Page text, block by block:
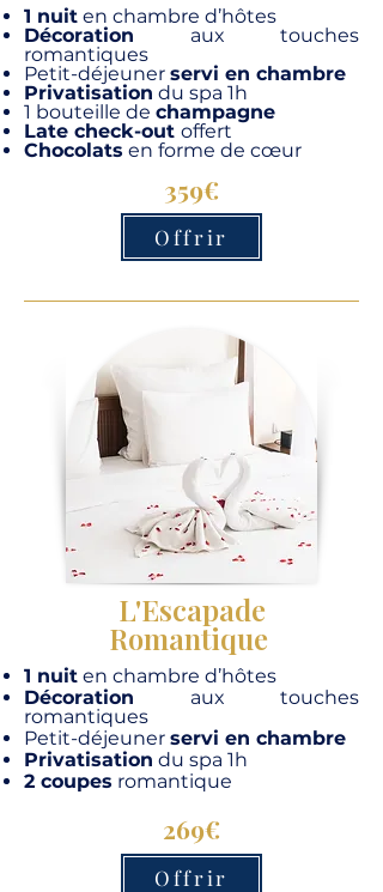
1 nuit en chambre d’hôtes
Décoration aux touches
romantiques
Petit-déjeuner servi en chambre
Privatisation du spa 1h
1 bouteille de champagne
Late check-out offert
Chocolats en forme de cœur
359€
Offrir
L'Escapade
Romantique
1 nuit en chambre d’hôtes
Décoration aux touches
romantiques
Petit-déjeuner servi en chambre
Privatisation du spa 1h
2 coupes romantique
269€
Offrir